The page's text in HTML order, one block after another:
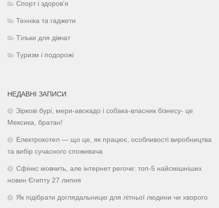
Спорт і здоров'я
Техніка та гаджети
Тільки для дівчат
Туризм і подорожі
НЕДАВНІ ЗАПИСИ
Зіркові бурі, мери-авокадо і собака-власник бізнесу- це
Мексика, братан!
Електрокотел — що це, як працює, особливості виробництва
та вибір сучасного споживача
Сфінкс мовчить, але інтернет регоче: топ-5 найсмішніших
новин Єгипту 27 липня
Як підібрати доглядальницю для літньої людини чи хворого